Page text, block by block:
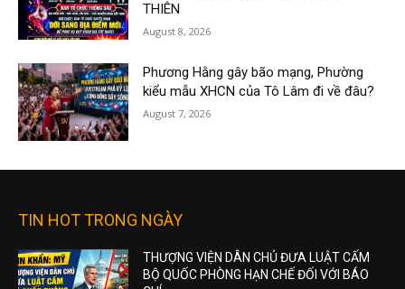
THIÊN
August 8, 2026
Phương Hằng gây bão mạng, Phường
kiểu mẫu XHCN của Tô Lâm đi về đâu?
August 7, 2026
TIN HOT TRONG NGÀY
THƯỢNG VIỆN DÂN CHỦ ĐƯA LUẬT CẤM
BỘ QUỐC PHÒNG HẠN CHẾ ĐỐI VỚI BÁO